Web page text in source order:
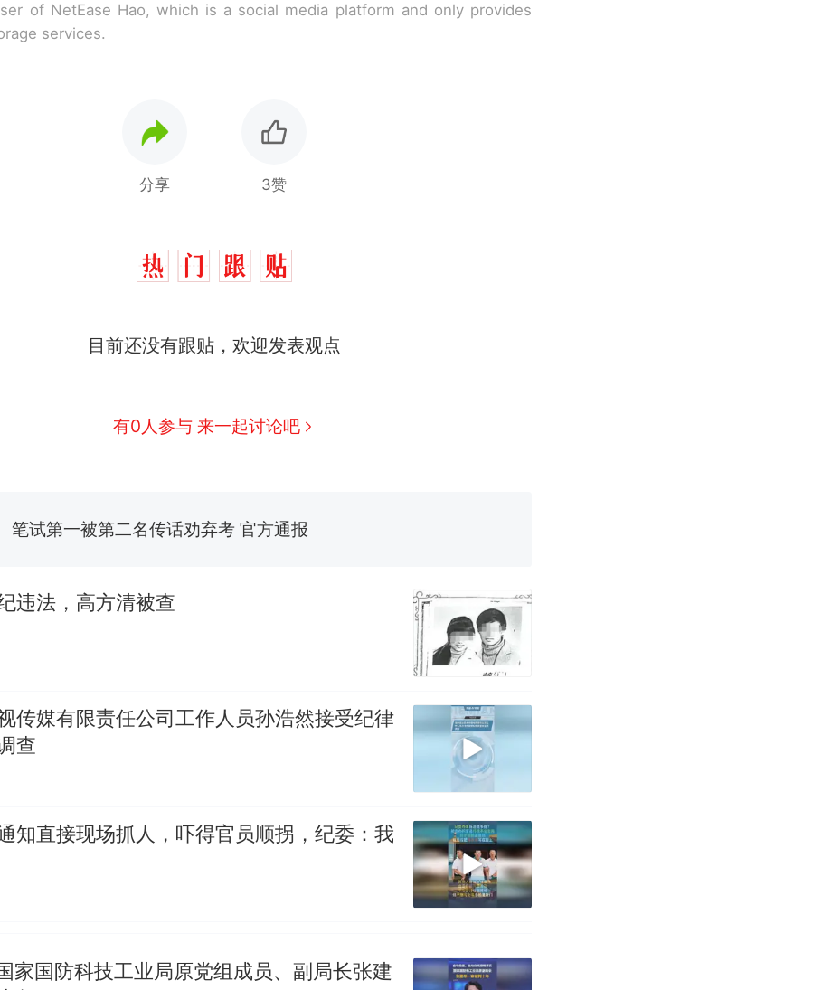
of NetEase Hao, which is a social media platform and only provides
services.
分享 3赞
目前还没有跟贴，欢迎发表观点
有0人参与 来一起讨论吧
制裁瓜子饺子，美国怕什么？
那个在床头放菜刀的女孩，因老师一句“跟我回家”改写了人生
男子上山采菌偶然发现鸡枞菌窝，原地守1天等它长大：挖了140多
笔试第一被第二名传话劝弃考 官方通报
违法，高方清被查
传媒有限责任公司工作人员孙浩然接受纪律
查
知直接现场抓人，吓得官员顺拐，纪委：我
家国防科技工业局原党组成员、副局长张建